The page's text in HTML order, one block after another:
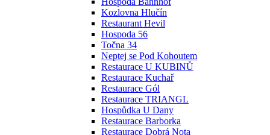
Kozlovna Hlučín
Restaurant Hevil
Hospoda 56
Točna 34
Neptej se Pod Kohoutem
Restaurace U KUBINŮ
Restaurace Kuchař
Restaurace Gól
Restaurace TRIANGL
Hospůdka U Dany
Restaurace Barborka
Restaurace Dobrá Nota